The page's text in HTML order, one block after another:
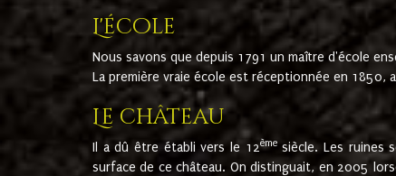
L'école
Nous savons que depuis 1791 un maître d'école
La première vraie école est réceptionnée en
Le château
Il a dû être établi vers le 12èmesiècle. Les ruines
surface de ce château. On distinguait, en 2005